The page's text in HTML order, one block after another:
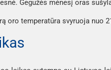
Gegužės mėnesį oras
oro temperatūra svyruoja nuo